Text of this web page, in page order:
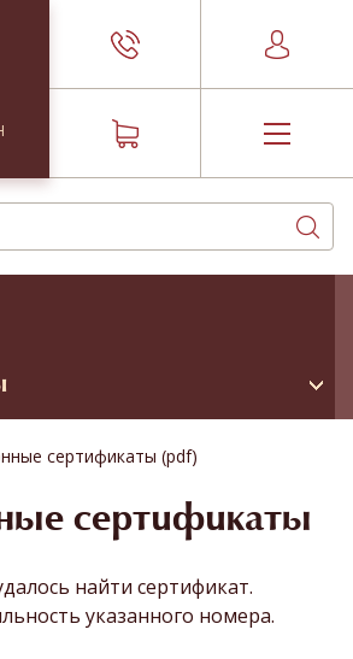
сертификаты (pdf)
сертификаты
найти сертификат.
указанного номера.